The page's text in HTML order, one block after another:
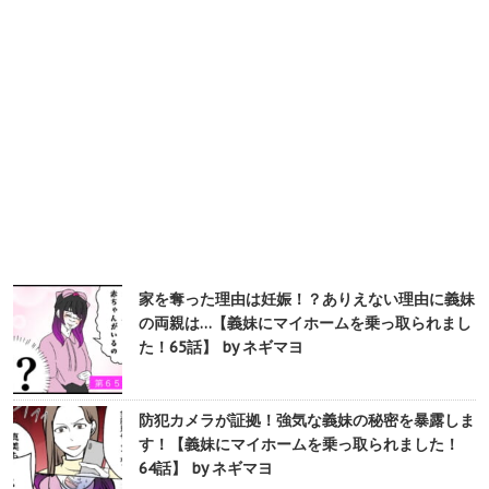
家を奪った理由は妊娠！？ありえない理由に義妹
の両親は…【義妹にマイホームを乗っ取られまし
た！65話】 by ネギマヨ
防犯カメラが証拠！強気な義妹の秘密を暴露しま
す！【義妹にマイホームを乗っ取られました！
64話】 by ネギマヨ